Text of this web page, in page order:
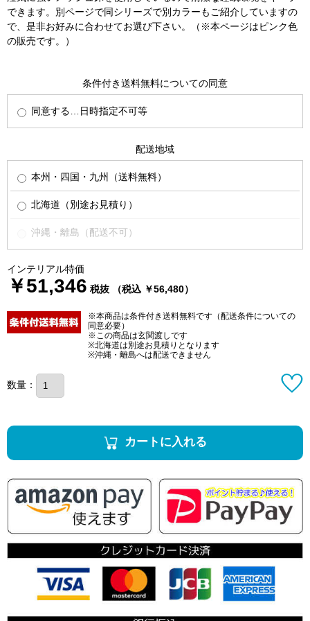
できます。別ページで同シリーズで別カラーもご紹介していますの
で、是非お好みに合わせてお選び下さい。（※本ページはピンク色
の販売です。）
条件付き送料無料についての同意
同意する…日時指定不可等
配送地域
本州・四国・九州（送料無料）
北海道（別途お見積り）
沖縄・離島（配送不可）
インテリアル特価
￥51,346 税抜 （税込 ￥56,480）
※本商品は条件付き送料無料です（配送条件についての
同意必要）
※この商品は玄関渡しです
※北海道は別途お見積りとなります
※沖縄・離島へは配送できません
数量：
カートに入れる